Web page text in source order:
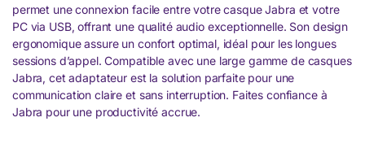
permet une connexion facile entre votre casque Jabra et votre
PC via USB, offrant une qualité audio exceptionnelle. Son design
ergonomique assure un confort optimal, idéal pour les longues
sessions d’appel. Compatible avec une large gamme de casques
Jabra, cet adaptateur est la solution parfaite pour une
communication claire et sans interruption. Faites confiance à
Jabra pour une productivité accrue.